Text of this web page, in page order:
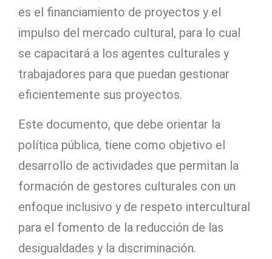
es el financiamiento de proyectos y el
impulso del mercado cultural, para lo cual
se capacitará a los agentes culturales y
trabajadores para que puedan gestionar
eficientemente sus proyectos.
Este documento, que debe orientar la
política pública, tiene como objetivo el
desarrollo de actividades que permitan la
formación de gestores culturales con un
enfoque inclusivo y de respeto intercultural
para el fomento de la reducción de las
desigualdades y la discriminación.